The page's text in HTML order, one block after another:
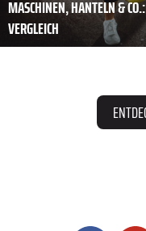
MASCHINEN, HANTELN &
VERGLEICH